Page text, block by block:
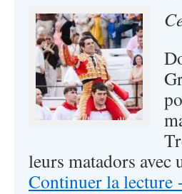
leurs matadors
Continuer la lecture